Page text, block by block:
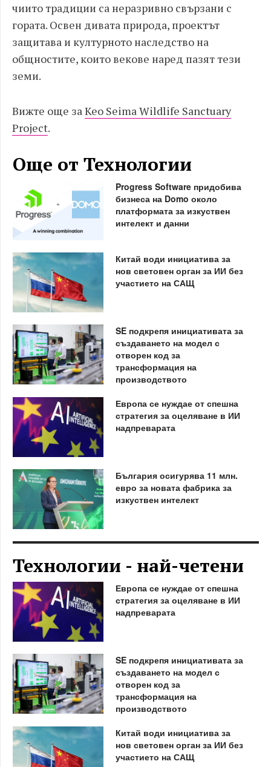
чиито традиции са неразривно свързани с
гората. Освен дивата природа, проектът
защитава и културното наследство на
общностите, които векове наред пазят тези
земи.
Вижте още заKeo Seima Wildlife Sanctuary
Project.
Още от Технологии
Progress Software придобива
бизнеса на Domo около
платформата за изкуствен
интелект и данни
Китай води инициатива за
нов световен орган за ИИ без
участието на САЩ
SE подкрепя инициативата за
създаването на модел с
отворен код за
трансформация на
производството
Европа се нуждае от спешна
стратегия за оцеляване в ИИ
надпреварата
България осигурява 11 млн.
евро за новата фабрика за
изкуствен интелект
Технологии - най-четени
Европа се нуждае от спешна
стратегия за оцеляване в ИИ
надпреварата
SE подкрепя инициативата за
създаването на модел с
отворен код за
трансформация на
производството
Китай води инициатива за
нов световен орган за ИИ без
участието на САЩ